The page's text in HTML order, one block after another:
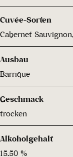
Cuvée-Sorten
Cabernet
Ausbau
Barrique
Geschmack
trocken
Alkoholgehalt
15.50 %